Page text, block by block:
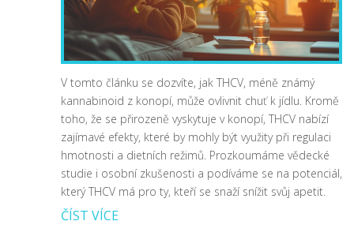
V tomto článku se dozvíte, jak THCV, méně známý
kannabinoid z konopí, může ovlivnit chuť k jídlu. Kromě
toho, že se přirozeně vyskytuje v konopí, THCV nabízí
zajímavé efekty, které by mohly být využity při regulaci
hmotnosti a dietních režimů. Prozkoumáme vědecké
studie i osobní zkušenosti a podíváme se na potenciál,
který THCV má pro ty, kteří se snaží snížit svůj apetit.
ČÍST VÍCE